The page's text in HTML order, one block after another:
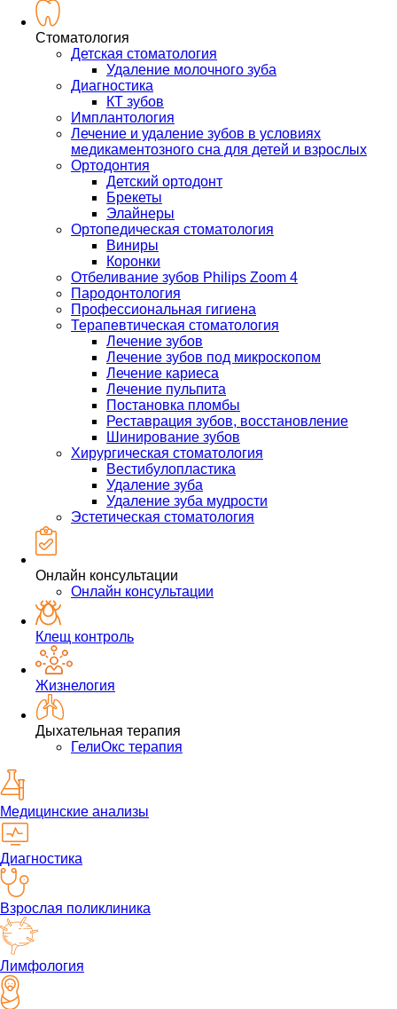
Стоматология
Детская стоматология
Удаление молочного зуба
Диагностика
КТ зубов
Имплантология
Лечение и удаление зубов в условиях
медикаментозного сна для детей и взрослых
Ортодонтия
Детский ортодонт
Брекеты
Элайнеры
Ортопедическая стоматология
Виниры
Коронки
Отбеливание зубов Philips Zoom 4
Пародонтология
Профессиональная гигиена
Терапевтическая стоматология
Лечение зубов
Лечение зубов под микроскопом
Лечение кариеса
Лечение пульпита
Постановка пломбы
Реставрация зубов, восстановление
Шинирование зубов
Хирургическая стоматология
Вестибулопластика
Удаление зуба
Удаление зуба мудрости
Эстетическая стоматология
Онлайн консультации
Онлайн консультации
Клещ контроль
Жизнелогия
Дыхательная терапия
ГелиОкс терапия
Медицинские анализы
Диагностика
Взрослая поликлиника
Лимфология